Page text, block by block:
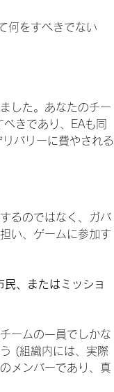
何をすべきでない
した。あなたのチー
きであり、EAも同
バリーに費やされる
るのではなく、ガバ
い、ゲームに参加す
、またはミッショ
ームの一員でしかな
(組織内には、実際
メンバーであり、真